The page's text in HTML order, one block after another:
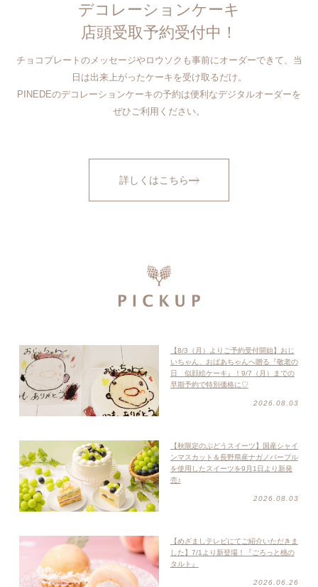
デコレーションケーキ
店頭受取予約受付中！
チョコプレートのメッセージやロウソクも事前にオーダーできて、当
日は出来上がったケーキを受け取るだけ。
PINEDEのデコレーションケーキの予約は便利なデジタルオーダーを
ぜひご利用ください。
詳しくはこちら
【8/3（月）よりご予約受付開始】おじ
いちゃん、おばあちゃんへ贈る『敬老の
日 似顔絵ケーキ』！9/7（月）までの
早期予約で特別価格に♡
2026.08.03
【秋限定のぶどうスイーツ】国産シャイ
ンマスカット＆長野県産ナガノパープル
を使用したスイーツを9月1日より新発
売♪
2026.08.03
【めざましテレビにてご紹介いただきま
した】7/1より新登場！『ごろっと桃の
タルト』
2026.06.26